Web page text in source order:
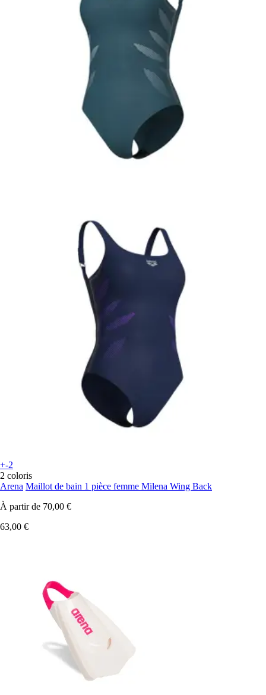
+-2
2 coloris
Arena Maillot de bain 1 pièce femme Milena Wing Back
À partir de 70,00 €
63,00 €